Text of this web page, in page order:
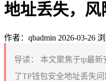
地址丢失，
作者：qbadmin 2026-03-26
导读：
本文聚焦于tp最
了TP钱包安全地址丢失